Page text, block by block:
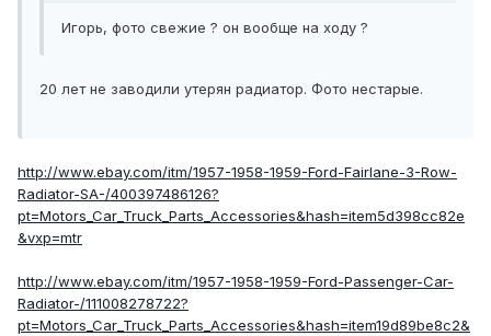
Игорь, фото свежие ? он вообще на ходу ?
20 лет не заводили утерян радиатор. Фото нестарые.
http://www.ebay.com/itm/1957-1958-1959-Ford-Fairlane-3-Row-
Radiator-SA-/400397486126?
pt=Motors_Car_Truck_Parts_Accessories&hash=item5d398cc82e
&vxp=mtr
http://www.ebay.com/itm/1957-1958-1959-Ford-Passenger-Car-
Radiator-/111008278722?
pt=Motors_Car_Truck_Parts_Accessories&hash=item19d89be8c2&